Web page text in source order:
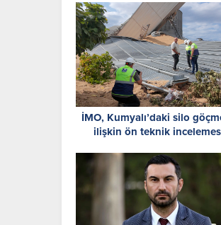
İMO, Kumyalı’daki silo
ilişkin ön teknik